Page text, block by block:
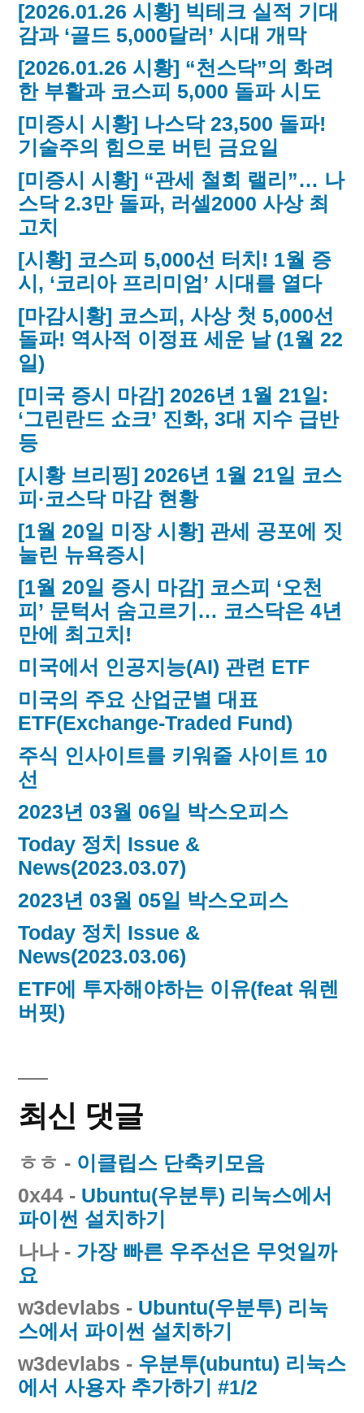
[2026.01.26 시황] 빅테크 실적 기대
감과 ‘골드 5,000달러’ 시대 개막
[2026.01.26 시황] “천스닥”의 화려
한 부활과 코스피 5,000 돌파 시도
[미증시 시황] 나스닥 23,500 돌파!
기술주의 힘으로 버틴 금요일
[미증시 시황] “관세 철회 랠리”… 나
스닥 2.3만 돌파, 러셀2000 사상 최
고치
[시황] 코스피 5,000선 터치! 1월 증
시, ‘코리아 프리미엄’ 시대를 열다
[마감시황] 코스피, 사상 첫 5,000선
돌파! 역사적 이정표 세운 날 (1월 22
일)
[미국 증시 마감] 2026년 1월 21일:
‘그린란드 쇼크’ 진화, 3대 지수 급반
등
[시황 브리핑] 2026년 1월 21일 코스
피·코스닥 마감 현황
[1월 20일 미장 시황] 관세 공포에 짓
눌린 뉴욕증시
[1월 20일 증시 마감] 코스피 ‘오천
피’ 문턱서 숨고르기… 코스닥은 4년
만에 최고치!
미국에서 인공지능(AI) 관련 ETF
미국의 주요 산업군별 대표
ETF(Exchange-Traded Fund)
주식 인사이트를 키워줄 사이트 10
선
2023년 03월 06일 박스오피스
Today 정치 Issue &
News(2023.03.07)
2023년 03월 05일 박스오피스
Today 정치 Issue &
News(2023.03.06)
ETF에 투자해야하는 이유(feat 워렌
버핏)
최신 댓글
ㅎㅎ - 이클립스 단축키모음
0x44 - Ubuntu(우분투) 리눅스에서
파이썬 설치하기
나나- 가장 빠른 우주선은 무엇일까
요
w3devlabs - Ubuntu(우분투) 리눅
스에서 파이썬 설치하기
w3devlabs - 우분투(ubuntu) 리눅스
에서 사용자 추가하기 #1/2